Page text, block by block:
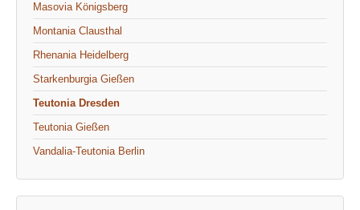
Masovia Königsberg
Montania Clausthal
Rhenania Heidelberg
Starkenburgia Gießen
Teutonia Dresden
Teutonia Gießen
Vandalia-Teutonia Berlin